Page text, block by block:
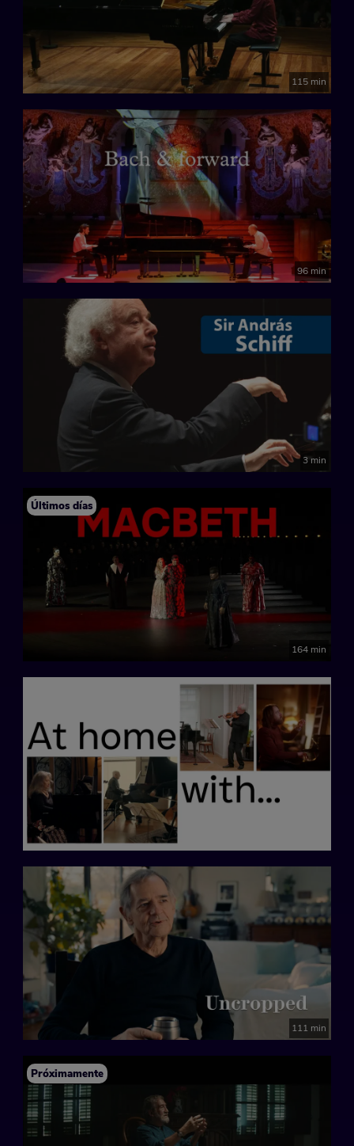
115 min
96 min
3 min
Últimos días
164 min
111 min
Próximamente